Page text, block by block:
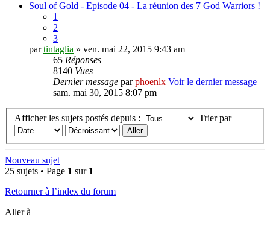
Soul of Gold - Episode 04 - La réunion des 7 God Warriors !
1
2
3
partintaglia » ven. mai 22, 2015 9:43 am
65 Réponses
8140 Vues
Dernier message parphoenlx Voir le dernier message
sam. mai 30, 2015 8:07 pm
Afficher les sujets postés depuis : Trier par
Nouveau sujet
25 sujets • Page 1 sur 1
Retourner à l’index du forum
Aller à